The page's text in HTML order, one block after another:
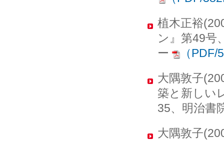
植木正裕
ン』第49号
ー
（PDF/
大隅敦子
築と新しい
35、明治書
大隅敦子